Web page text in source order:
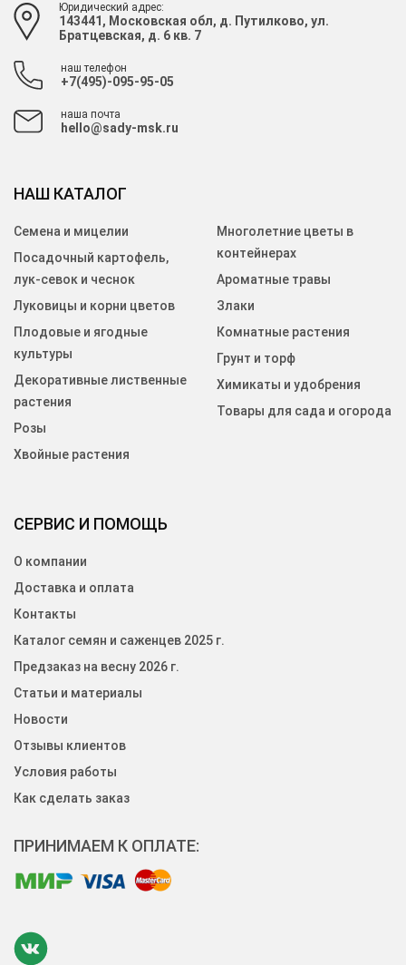
Юридический адрес:
143441, Московская обл, д. Путилково, ул.
Братцевская, д. 6 кв. 7
наш телефон
+7(495)-095-95-05
наша почта
hello@sady-msk.ru
СЕРВИС И ПОМОЩЬ
О компании
Доставка и оплата
Контакты
Каталог семян и саженцев 2025 г.
Предзаказ на весну 2026 г.
Статьи и материалы
Новости
Отзывы клиентов
Условия работы
Как сделать заказ
НАШ КАТАЛОГ
Семена и мицелии
Посадочный картофель,
лук-севок и чеснок
Луковицы и корни цветов
Плодовые и ягодные
культуры
Декоративные лиственные
растения
Розы
Хвойные растения
Многолетние цветы в
контейнерах
Ароматные травы
Злаки
Комнатные растения
Грунт и торф
Химикаты и удобрения
Товары для сада и огорода
ПРИНИМАЕМ К ОПЛАТЕ: